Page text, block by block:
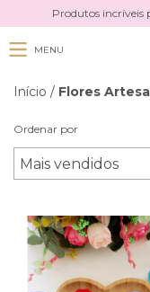
Produtos incríveis
MENU
Início / Flores
Ordenar por